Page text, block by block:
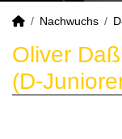
Nachwuchs
Oliver
(D-